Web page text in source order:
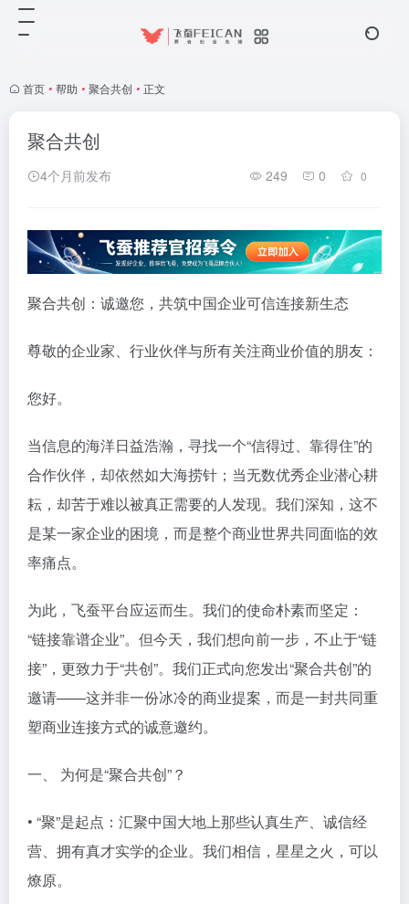
首页 • 帮助 • 聚合共创 • 正文
聚合共创
4个月前发布 249 0 0
聚合共创：诚邀您，共筑中国企业可信连接新生态
尊敬的企业家、行业伙伴与所有关注商业价值的朋友：
您好。
当信息的海洋日益浩瀚，寻找一个“信得过、靠得住”的
合作伙伴，却依然如大海捞针；当无数优秀企业潜心耕
耘，却苦于难以被真正需要的人发现。我们深知，这不
是某一家企业的困境，而是整个商业世界共同面临的效
率痛点。
为此，飞蚕平台应运而生。我们的使命朴素而坚定：
“链接靠谱企业”。但今天，我们想向前一步，不止于“链
接”，更致力于“共创”。我们正式向您发出“聚合共创”的
邀请——这并非一份冰冷的商业提案，而是一封共同重
塑商业连接方式的诚意邀约。
一、 为何是“聚合共创”？
• “聚”是起点：汇聚中国大地上那些认真生产、诚信经
营、拥有真才实学的企业。我们相信，星星之火，可以
燎原。